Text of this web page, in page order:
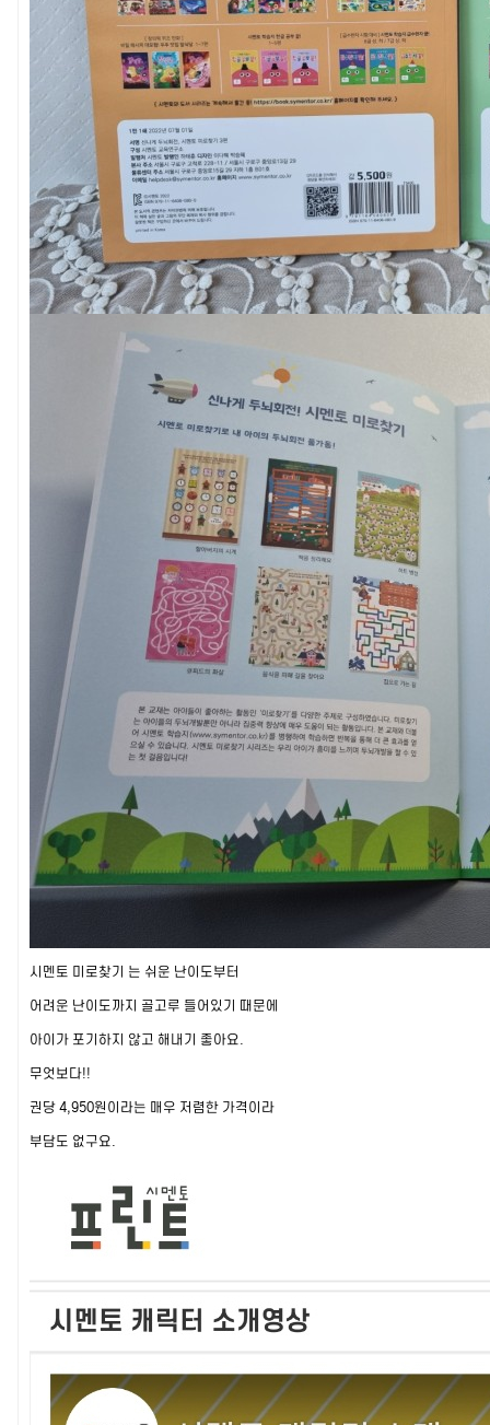
시멘토 미로찾기 는 쉬운 난이도부터
어려운 난이도까지 골고루 들어있기 때문에
아이가 포기하지 않고 해내기 좋아요.
무엇보다!!
권당 4,950원이라는 매우 저렴한 가격이라
부담도 없구요.